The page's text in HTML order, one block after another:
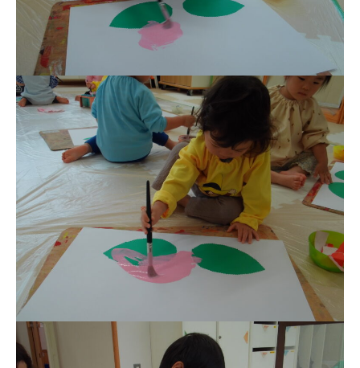
お知らせ
今日の幼稚園
園児募集要項
教職員募集
園のこと
園舎案内
安⼼・安全対策
給⾷
理事長のことば